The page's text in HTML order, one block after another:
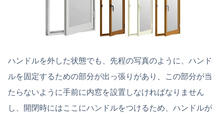
ハンドルを外した状態でも、先程の写真のように、ハンド
ルを固定するための部分が出っ張りがあり、この部分が当
たらないように手前に内窓を設置しなければなりません
し、開閉時にはここにハンドルをつけるため、ハンドルが